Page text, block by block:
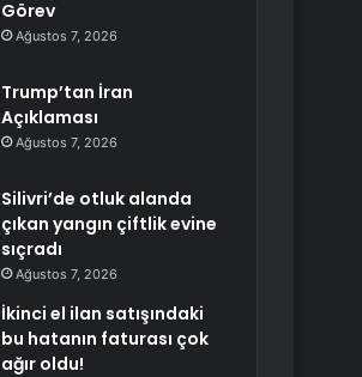
Görev
Ağustos 7, 2026
Trump’tan İran
Açıklaması
Ağustos 7, 2026
Silivri’de otluk alanda
çıkan yangın çiftlik evine
sıçradı
Ağustos 7, 2026
İkinci el ilan satışındaki
bu hatanın faturası çok
ağır oldu!